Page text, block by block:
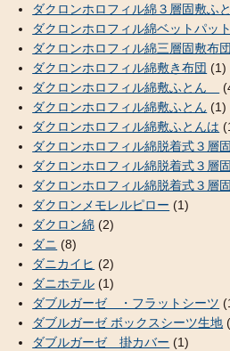
ダクロンホロフィル綿３層固敷ふ
ダクロンホロフィル綿ベットパット
ダクロンホロフィル綿三層固敷布団
ダクロンホロフィル綿敷き布団 (1)
ダクロンホロフィル綿敷ふとん
ダクロンホロフィル綿敷ふとん (1)
ダクロンホロフィル綿敷ふとんは
ダクロンホロフィル綿脱着式３層
ダクロンホロフィル綿脱着式３層
ダクロンホロフィル綿脱着式３層
ダクロンメモレルピロー (1)
ダクロン綿 (2)
ダニ (8)
ダニカイヒ (2)
ダニホテル (1)
ダブルガーゼ ・フラットシーツ
ダブルガーゼ ボックスシーツ生地
ダブルガーゼ 掛カバー (1)